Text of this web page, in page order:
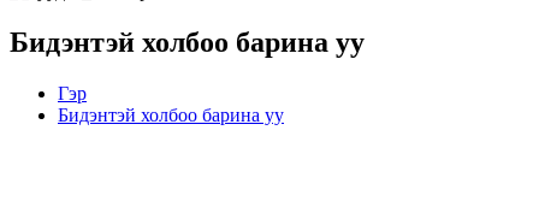
Бидэнтэй холбоо барина уу
Гэр
Бидэнтэй холбоо барина уу